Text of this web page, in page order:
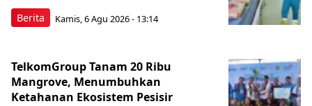
Berita Kamis, 6 Agu 2026 - 13:14
TelkomGroup Tanam 20 Ribu
Mangrove, Menumbuhkan
Ketahanan Ekosistem Pesisir